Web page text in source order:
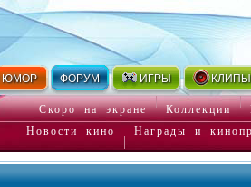
ЮМОР ФОРУМ ИГРЫ КЛИПЫ
Скоро на экране Коллекции
Новости кино
Награды и